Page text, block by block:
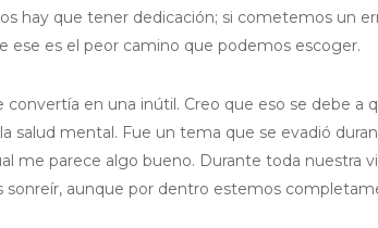
hay que tener dedicación; si cometemos un
ese es el peor camino que podemos escoger.
convertía en una inútil. Creo que eso se debe a
salud mental. Fue un tema que se evadió
me parece algo bueno. Durante toda nuestra
aunque por dentro estemos